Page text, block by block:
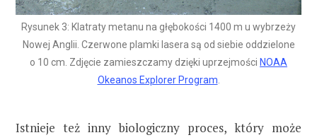
Rysunek 3: Klatraty metanu na głębokości 1400 m u wybrzeży
Nowej Anglii. Czerwone plamki lasera są od siebie oddzielone
o 10 cm. Zdjęcie zamieszczamy dzięki uprzejmości NOAA
Okeanos Explorer Program.
Istnieje też inny biologiczny proces, który może